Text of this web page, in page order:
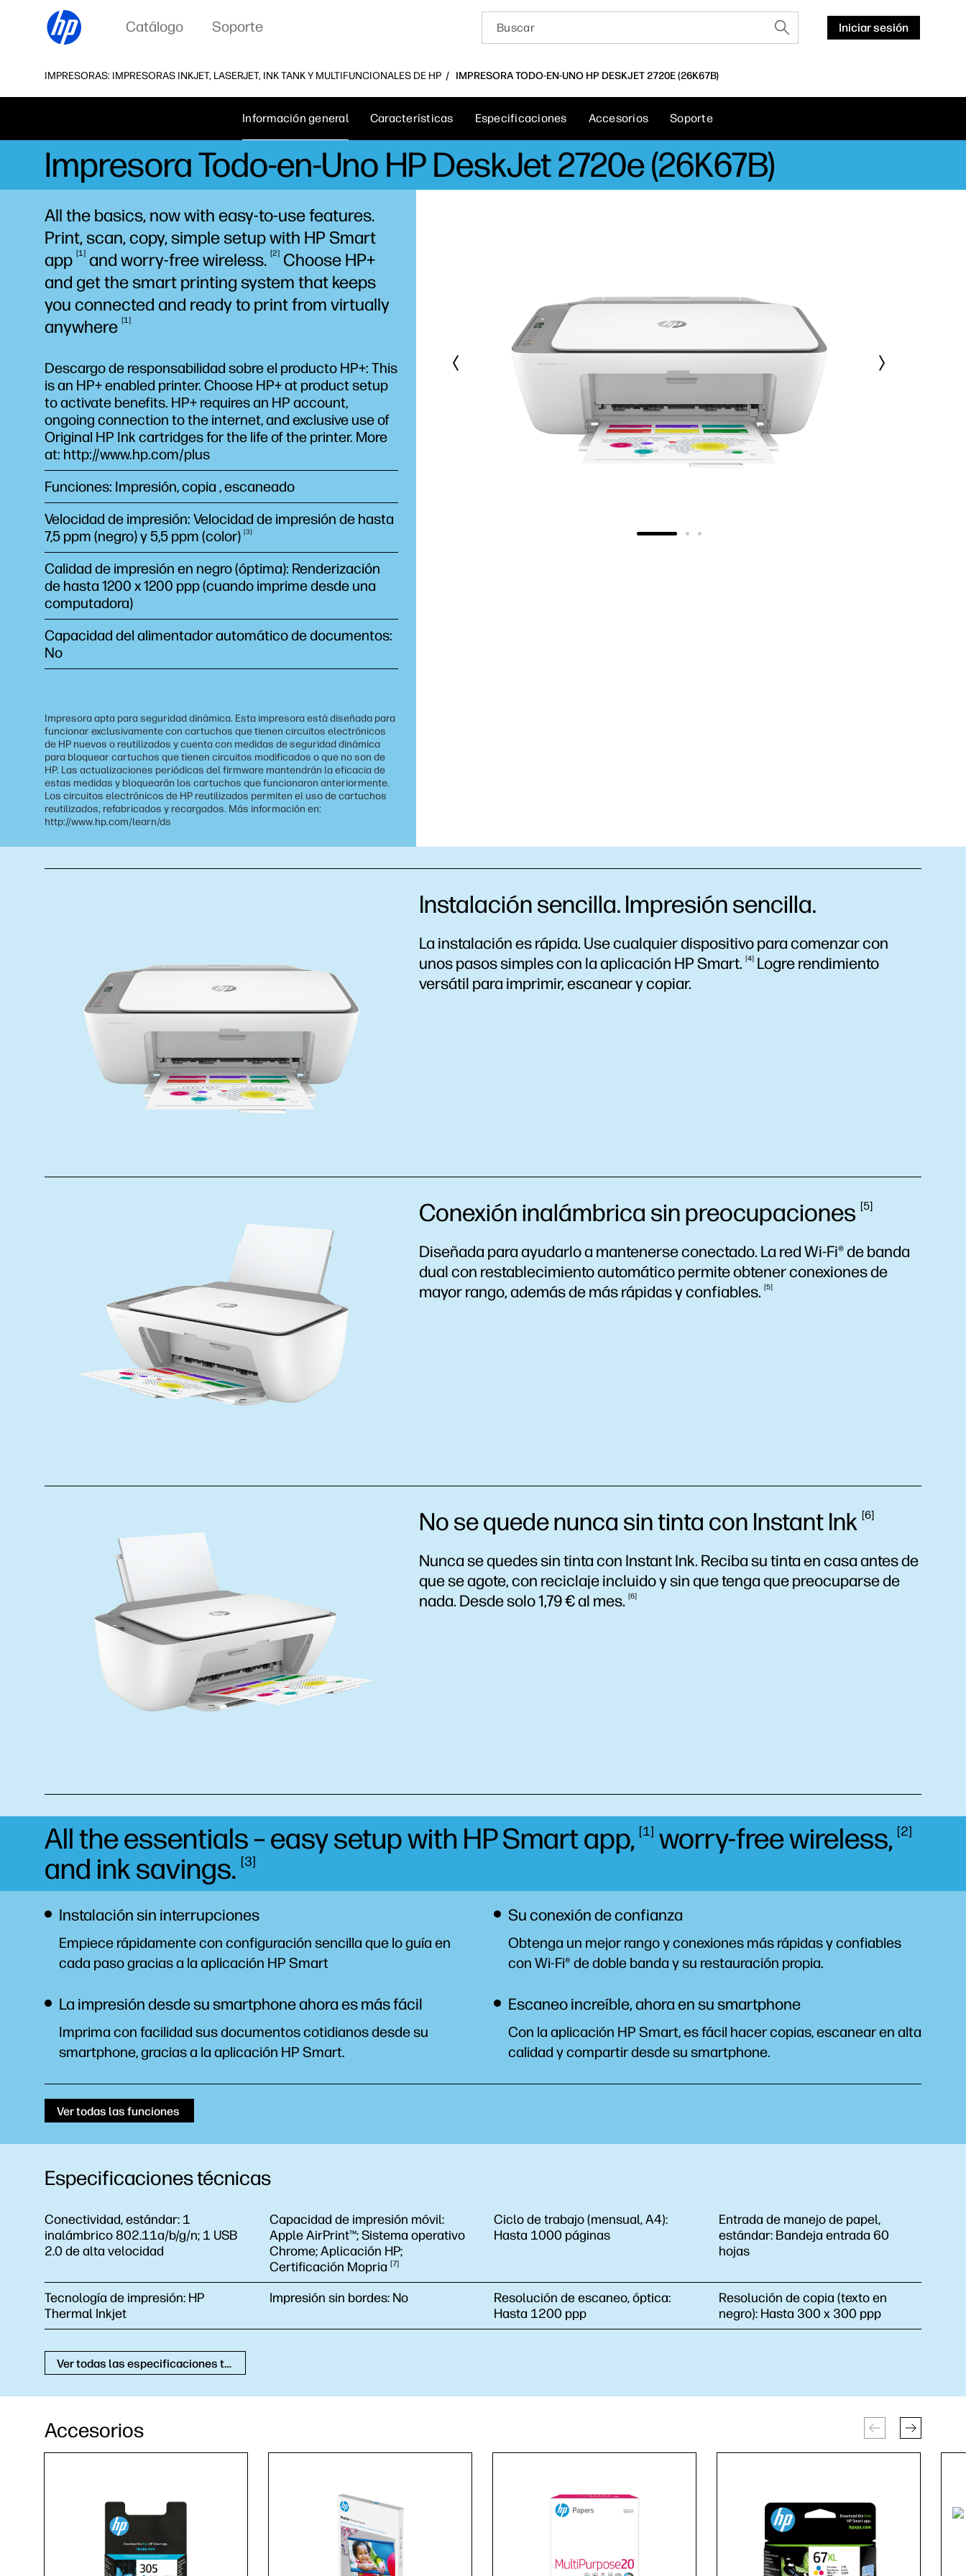
Catálogo Soporte Iniciar sesión
IMPRESORAS: IMPRESORAS INKJET, LASERJET, INK TANK Y MULTIFUNCIONALES DE HP IMPRESORA TODO-EN-UNO HP DESKJET 2720E (26K67B)
Información general Características Especificaciones Accesorios Soporte
Impresora Todo-en-Uno HP DeskJet 2720e (26K67B)
All the basics, now with easy-to-use features.
Print, scan, copy, simple setup with HP Smart
app
1 and worry-freewireless. 2
Choose HP+
and get the smart printing system that keeps
you connected and ready to print from virtually
anywhere
1
Descargo de responsabilidad sobre el producto HP+: This
is an HP+ enabled printer. Choose HP+ at product setup
to activate benefits. HP+ requires an HP account,
ongoing connection to the internet, and exclusive use of
Original HP Ink cartridges for the life of the printer. More
at: http://www.hp.com/plus
Funciones: Impresión, copia , escaneado
Velocidad de impresión: Velocidad de impresión de hasta
7,5 ppm (negro) y 5,5 ppm (color) 3
Calidad de impresión en negro (óptima): Renderización
de hasta 1200 x 1200 ppp (cuando imprime desde una
computadora)
Capacidad del alimentador automático de documentos:
No
Impresora apta para seguridad dinámica. Esta impresora está diseñada para
funcionar exclusivamente con cartuchos que tienen circuitos electrónicos
de HP nuevos o reutilizados y cuenta con medidas de seguridad dinámica
para bloquear cartuchos que tienen circuitos modificados o que no son de
HP. Las actualizaciones periódicas del firmware mantendrán la eficacia de
estas medidas y bloquearán los cartuchos que funcionaron anteriormente.
Los circuitos electrónicos de HP reutilizados permiten el uso de cartuchos
reutilizados, refabricados y recargados. Más información en:
http://www.hp.com/learn/ds
Instalación sencilla. Impresión sencilla.
La instalación es rápida. Use cualquier dispositivo para comenzar con
unos pasos simples con la aplicación HPSmart. 4
Logre rendimiento
versátil para imprimir, escanear y copiar.
Conexión inalámbrica sinpreocupaciones 5
Diseñada para ayudarlo a mantenerse conectado. La red Wi-Fi® de banda
dual con restablecimiento automático permite obtener conexiones de
mayor rango, además de más rápidas yconfiables. 5
No se quede nunca sin tinta con InstantInk 6
Nunca se quedes sin tinta con Instant Ink. Reciba su tinta en casa antes de
que se agote, con reciclaje incluido y sin que tenga que preocuparse de
nada. Desde solo 1,79 € al mes. 6
All the essentials – easy setup with HP Smartapp, 1 worry-freewireless, 2
and inksavings. 3
Instalación sin interrupciones
Empiece rápidamente con configuración sencilla que lo guía en
cada paso gracias a la aplicación HP Smart
Su conexión de confianza
Obtenga un mejor rango y conexiones más rápidas y confiables
con Wi-Fi® de doble banda y su restauración propia.
La impresión desde su smartphone ahora es más fácil
Imprima con facilidad sus documentos cotidianos desde su
smartphone, gracias a la aplicación HP Smart.
Escaneo increíble, ahora en su smartphone
Con la aplicación HP Smart, es fácil hacer copias, escanear en alta
calidad y compartir desde su smartphone.
Ver todas las funciones
Especificaciones técnicas
Conectividad, estándar: 1
inalámbrico 802.11a/b/g/n; 1 USB
2.0 de alta velocidad
Capacidad de impresión móvil:
Apple AirPrint™; Sistema operativo
Chrome; Aplicación HP;
Certificación Mopria 7
Ciclo de trabajo (mensual, A4):
Hasta 1000 páginas
Entrada de manejo de papel,
estándar: Bandeja entrada 60
hojas
Tecnología de impresión: HP
Thermal Inkjet
Impresión sin bordes: No
Resolución de escaneo, óptica:
Hasta 1200 ppp
Resolución de copia (texto en
negro): Hasta 300 x 300 ppp
Ver todas las especificaciones técnicas
Accesorios